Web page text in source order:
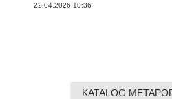
22.04.2026 10:36
KATALOG